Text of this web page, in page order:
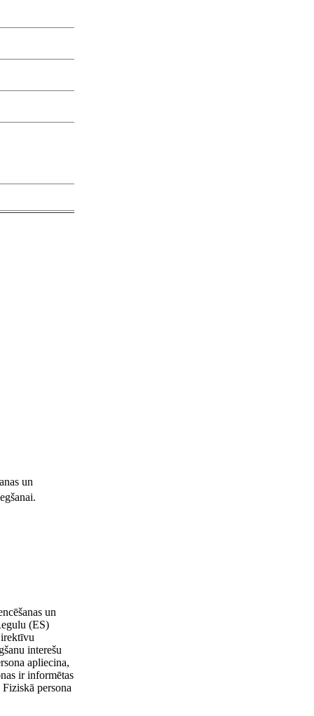
un
un
(ES)
interešu
apliecina,
ir informētas
persona